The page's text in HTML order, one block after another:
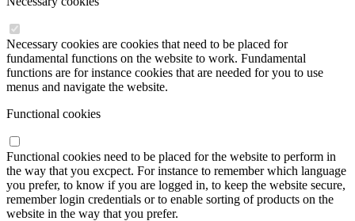
Necessary cookies are cookies that need to be placed for
fundamental functions on the website to work. Fundamental
functions are for instance cookies that are needed for you to use
menus and navigate the website.
Functional cookies
Functional cookies need to be placed for the website to perform in
the way that you excpect. For instance to remember which language
you prefer, to know if you are logged in, to keep the website secure,
remember login credentials or to enable sorting of products on the
website in the way that you prefer.